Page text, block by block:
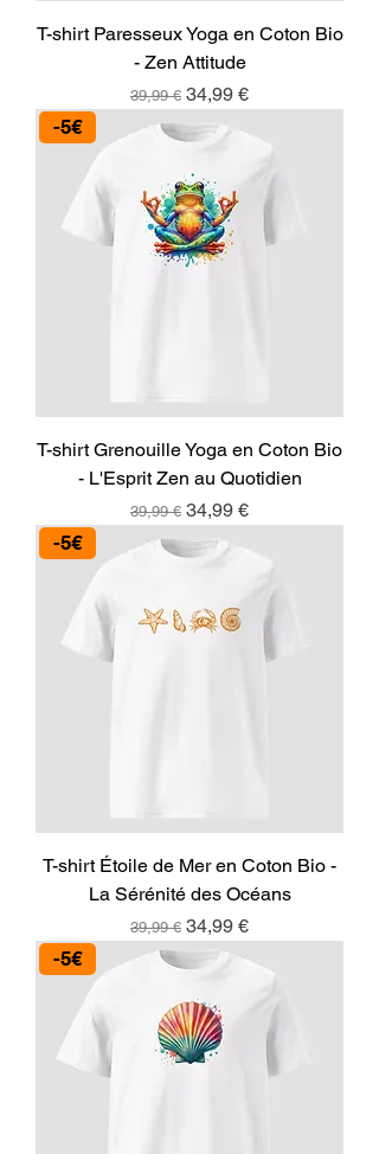
T-shirt Paresseux Yoga en Coton Bio
- Zen Attitude
Prix original
39,99 € Prix promotionnel
34,99 €
-5€
T-shirt Grenouille Yoga en Coton Bio
- L'Esprit Zen au Quotidien
Prix original
39,99 € Prix promotionnel
34,99 €
-5€
T-shirt Étoile de Mer en Coton Bio -
La Sérénité des Océans
Prix original
39,99 € Prix promotionnel
34,99 €
-5€